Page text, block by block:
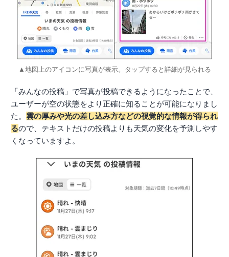
▲地図上のアイコンに写真が表示。タップすると詳細が見られる
「みんなの投稿」で写真が投稿できるようになったことで、
ユーザーが空の状態をより正確に知ることが可能になりまし
た。 雲の厚みや光の差し込み方などの視覚的な情報が得られ
るので、テキストだけの投稿よりも天気の変化を予測しやす
くなっていますよ。